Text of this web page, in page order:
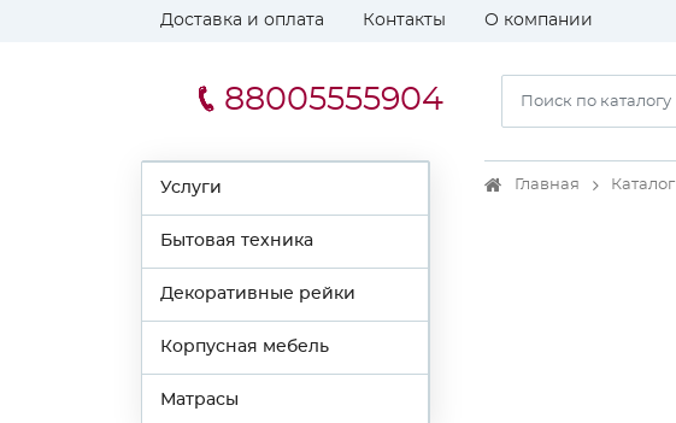
Доставка и оплата Контакты О компании
88005555904
Услуги
Бытовая техника
Декоративные рейки
Корпусная мебель
Матрасы
Главная Каталог